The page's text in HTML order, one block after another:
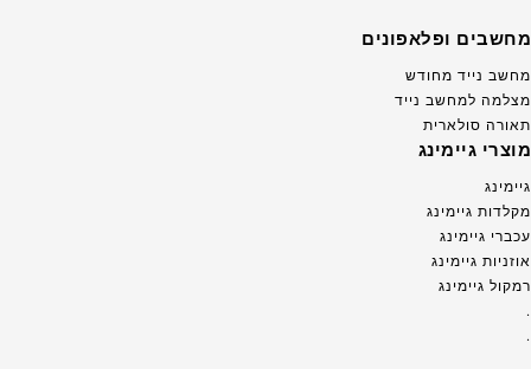
מחשבים ופלאפונים
מחשב נייד מחודש
מצלמה למחשב נייד
תאורה סולארית
מוצרי גיימינג
גיימינג
מקלדות גיימינג
עכברי גיימינג
אוזניות גיימינג
רמקול גיימינג
.
.